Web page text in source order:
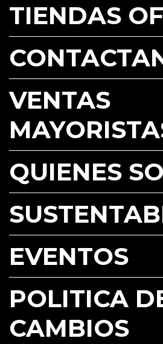
TIENDAS
VENTAS
QUIENES
EVENTOS
POLITICA
CAMBIOS